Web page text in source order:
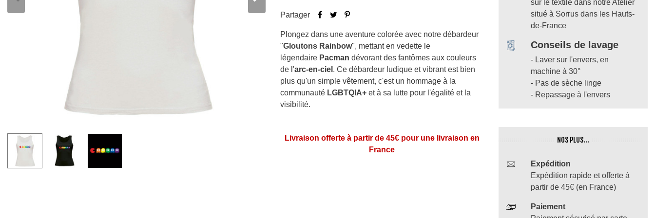
Partager
Plongez dans une aventure colorée avec notre débardeur
"Gloutons Rainbow", mettant en vedette le
légendaire Pacman dévorant des fantômes aux couleurs
de l'arc-en-ciel . Ce débardeur ludique et vibrant est bien
plus qu'un simple vêtement, c'est un hommage à la
communauté LGBTQIA+ et à sa lutte pour l'égalité et la
visibilité.
Livraison offerte à partir de 45€ pour une livraison en
France
sur le textile dans notre Atelier
situé à Sorrus dans les Hauts-
de-France
Conseils de lavage
- Laver sur l'envers, en
machine à 30°
- Pas de sèche linge
- Repassage à l'envers
NOS PLUS...
Expédition
Expédition rapide et offerte à
partir de 45€ (en France)
Paiement